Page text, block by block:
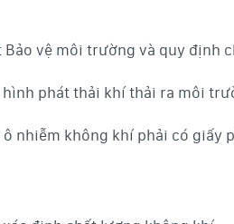
vệ môi trường và quy định
phát thải khí thải ra môi
nhiễm không khí phải có giấy